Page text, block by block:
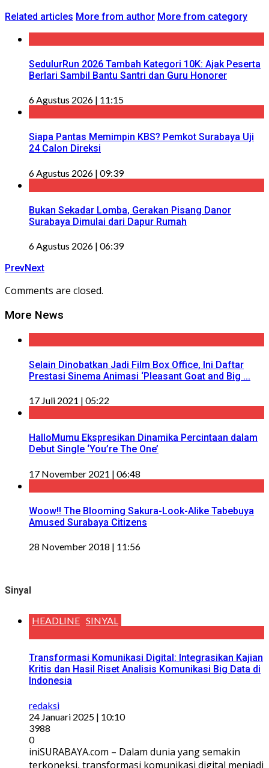
Related articles More from author More from category
SedulurRun 2026 Tambah Kategori 10K: Ajak Peserta
Berlari Sambil Bantu Santri dan Guru Honorer
6 Agustus 2026 | 11:15
Siapa Pantas Memimpin KBS? Pemkot Surabaya Uji
24 Calon Direksi
6 Agustus 2026 | 09:39
Bukan Sekadar Lomba, Gerakan Pisang Danor
Surabaya Dimulai dari Dapur Rumah
6 Agustus 2026 | 06:39
PrevNext
Comments are closed.
More News
Selain Dinobatkan Jadi Film Box Office, Ini Daftar
Prestasi Sinema Animasi ‘Pleasant Goat and Big ...
17 Juli 2021 | 05:22
HalloMumu Ekspresikan Dinamika Percintaan dalam
Debut Single ‘You’re The One’
17 November 2021 | 06:48
Woow!! The Blooming Sakura-Look-Alike Tabebuya
Amused Surabaya Citizens
28 November 2018 | 11:56
Sinyal
HEADLINE SINYAL
Transformasi Komunikasi Digital: Integrasikan Kajian
Kritis dan Hasil Riset Analisis Komunikasi Big Data di
Indonesia
redaksi
24 Januari 2025 | 10:10
3988
0
iniSURABAYA.com – Dalam dunia yang semakin
terkoneksi, transformasi komunikasi digital menjadi